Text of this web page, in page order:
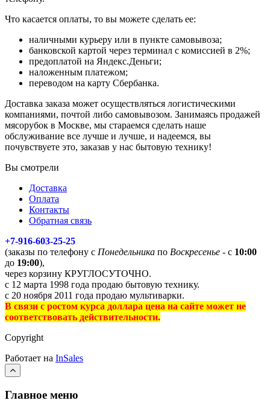
Что касается оплаты, то вы можете сделать ее:
наличными курьеру или в пункте самовывоза;
банковской картой через терминал с комиссией в 2%;
предоплатой на Яндекс.Деньги;
наложенным платежом;
переводом на карту Сбербанка.
Доставка заказа может осуществляться логистическими
компаниями, почтой либо самовывозом. Занимаясь продажей
мясорубок в Москве, мы стараемся сделать наше
обслуживание все лучше и лучше, и надеемся, вы
почувствуете это, заказав у нас бытовую технику!
Вы смотрели
Доставка
Оплата
Контакты
Обратная связь
+7-916-603-25-25
(заказы по телефону с Понедельника по Воскресенье - с 10:00
до 19:00),
через корзину КРУГЛОСУТОЧНО.
с 12 марта 1998 года продаю бытовую технику.
с 20 ноября 2011 года продаю мультиварки.
В связи с ростом курса доллара цена на сайте может не
соответствовать действительности.
Copyright
Работает на InSales
Главное меню